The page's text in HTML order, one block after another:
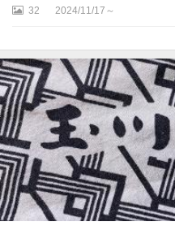
32 2024/11/17～